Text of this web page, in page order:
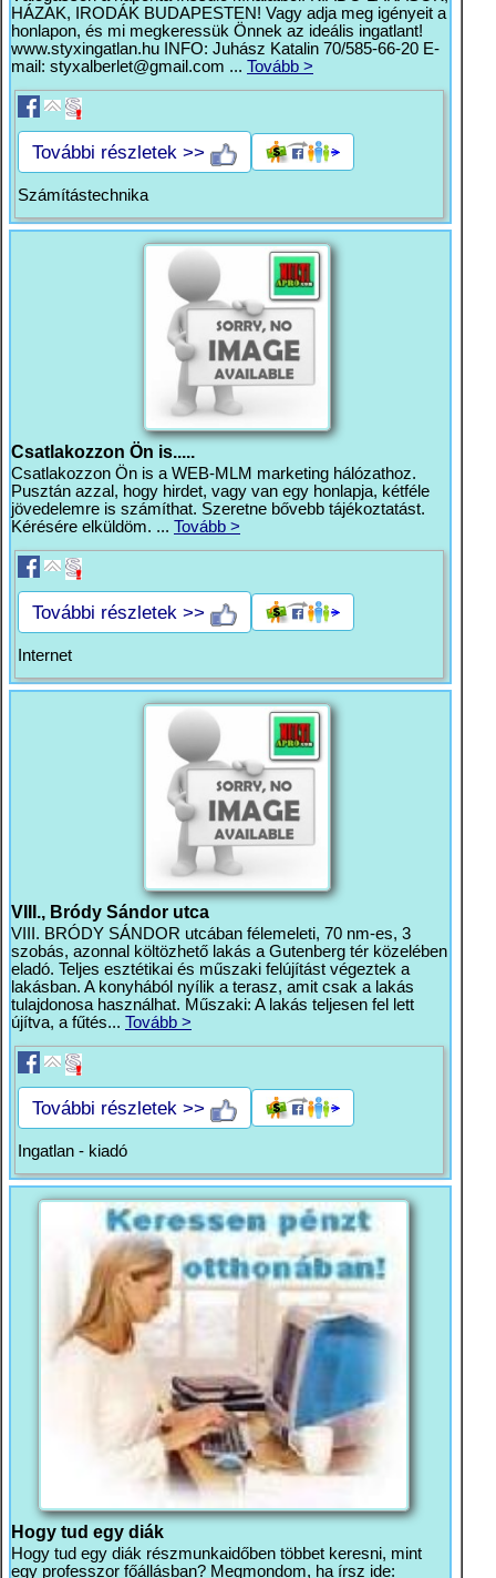
HÁZAK, IRODÁK BUDAPESTEN! Vagy adja meg igényeit a
honlapon, és mi megkeressük Önnek az ideális ingatlant!
www.styxingatlan.hu INFO: Juhász Katalin 70/585-66-20 E-
mail: styxalberlet@gmail.com ... Tovább >
További részletek >>
Számítástechnika
Csatlakozzon Ön is.....
Csatlakozzon Ön is a WEB-MLM marketing hálózathoz.
Pusztán azzal, hogy hirdet, vagy van egy honlapja, kétféle
jövedelemre is számíthat. Szeretne bővebb tájékoztatást.
Kérésére elküldöm. ... Tovább >
További részletek >>
Internet
VIII., Bródy Sándor utca
VIII. BRÓDY SÁNDOR utcában félemeleti, 70 nm-es, 3
szobás, azonnal költözhető lakás a Gutenberg tér közelében
eladó. Teljes esztétikai és műszaki felújítást végeztek a
lakásban. A konyhából nyílik a terasz, amit csak a lakás
tulajdonosa használhat. Műszaki: A lakás teljesen fel lett
újítva, a fűtés... Tovább >
További részletek >>
Ingatlan - kiadó
Hogy tud egy diák
Hogy tud egy diák részmunkaidőben többet keresni, mint
egy professzor főállásban? Megmondom, ha írsz ide: